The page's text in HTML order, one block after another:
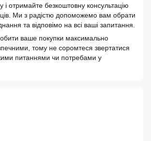
і отримайте безкоштовну консультацію
Ми з радістю допоможемо вам обрати
та відповімо на всі ваші запитання.
ваше покупки максимально
тому не соромтеся звертатися
питаннями чи потребами у